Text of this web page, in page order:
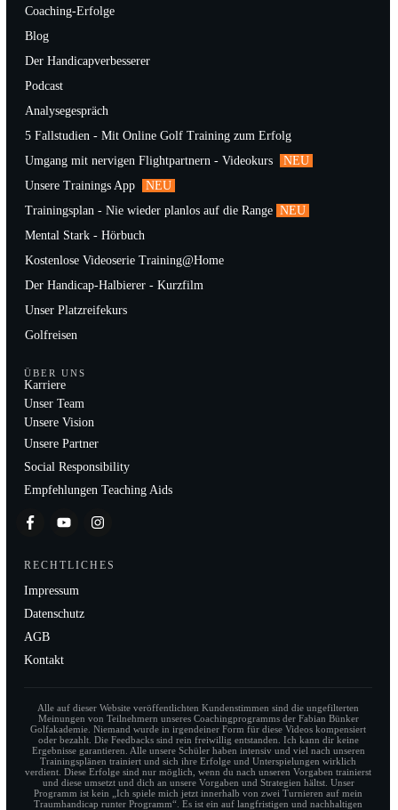
Coaching-Erfolge
Blog
Der Handicapverbesserer
Podcast
Analysegespräch
5 Fallstudien - Mit Online Golf Training zum Erfolg
Umgang mit nervigen Flightpartnern - Videokurs
NEU
Unsere Trainings App
NEU
Trainingsplan - Nie wieder planlos auf die Range NEU
Mental Stark - Hörbuch
Kostenlose Videoserie Training@Home
Der Handicap-Halbierer - Kurzfilm
Unser Platzreifekurs
Golfreisen
ÜBER UNS
Karriere
Unser Team
Unsere Vision
Unsere Partner
Social Responsibility
Empfehlungen Teaching Aids
RECHTLICHES
Impressum
Datenschutz
AGB
Kontakt
Alle auf dieser Website veröffentlichten Kundenstimmen sind die ungefilterten
Meinungen von Teilnehmern unseres Coachingprogramms der Fabian Bünker
Golfakademie. Niemand wurde in irgendeiner Form für diese Videos kompensiert
oder bezahlt. Die Feedbacks sind rein freiwillig entstanden. Ich kann dir keine
Ergebnisse garantieren. Alle unsere Schüler haben intensiv und viel nach unseren
Trainingsplänen trainiert und sich ihre Erfolge und Unterspielungen wirklich
verdient. Diese Erfolge sind nur möglich, wenn du nach unseren Vorgaben trainierst
und diese umsetzt und dich an unsere Vorgaben und Strategien hältst. Unser
Programm ist kein „Ich spiele mich jetzt innerhalb von zwei Turnieren auf mein
Traumhandicap runter Programm“. Es ist ein auf langfristigen und nachhaltigen